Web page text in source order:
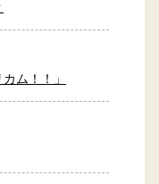
ム！！」